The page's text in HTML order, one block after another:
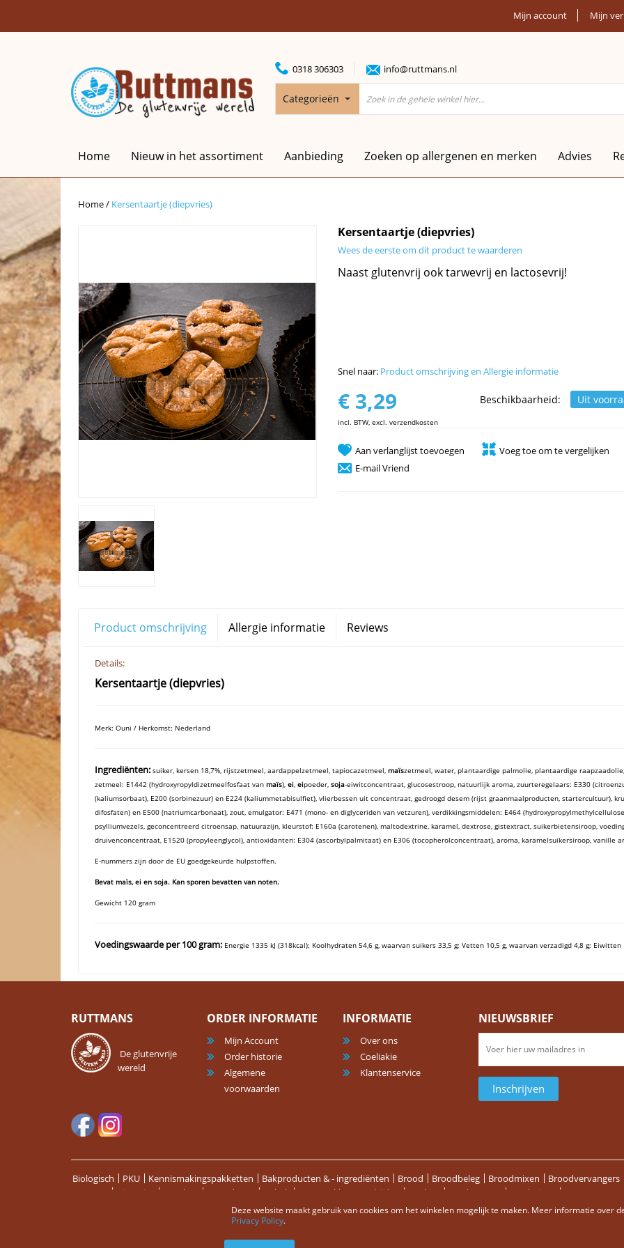
Mijn account Mijn
0318 306303 info@ruttmans.nl
Categorieën
Home Nieuw in het assortiment Aanbieding Zoeken op allergenen en merken Advies
Home/ Kersentaartje (diepvries)
Kersentaartje (diepvries)
Wees de eerste om dit product te waarderen
Naast glutenvrij ook tarwevrij en lactosevrij!
Snel naar: Product omschrijving en Allergie informatie
Beschikbaarheid: Uit
€ 3,29
incl. BTW, excl. verzendkosten
Aan verlanglijst toevoegen
Voeg toe om te vergelijken
E-mail Vriend
Product omschrijving Allergie informatie Reviews
Details:
Kersentaartje (diepvries)
Merk: Ouni / Herkomst: Nederland
Ingrediënten: suiker, kersen 18,7%, rijstzetmeel, aardappelzetmeel, tapiocazetmeel, maïszetmeel, water, plantaardige palmolie, plantaardige
zetmeel: E1442 (hydroxyropyldizetmeelfosfaat van maïs), ei eipoeder, soja-eiwitconcentraat, glucosestroop, natuurlijk aroma, zuurteregelaars: E330
(kaliumsorbaat), E200 (sorbinezuur) en E224 (kaliummetabisulfiet), vlierbessen uit concentraat, gedroogd desem (rijst graanmaalproducten, startercultuur),
difosfaten) en E500 (natriumcarbonaat), zout, emulgator: E471 (mono- en diglyceriden van vetzuren), verdikkingsmiddelen: E464
psylliumvezels, geconcentreerd citroensap, natuurazijn, kleurstof: E160a (carotenen), maltodextrine, karamel, dextrose, gistextract, suikerbietensiroop,
druivenconcentraat, E1520 (propyleenglycol), antioxidanten: E304 (ascorbylpalmitaat) en E306 (tocopherolconcentraat), aroma, karamelsuikersiroop, vanille
E-nummers zijn door de EU goedgekeurde hulpstoffen.
Bevat maïs, ei en soja. Kan sporen bevatten van noten.
Gewicht 120 gram
Voedingswaarde per 100 gram: Energie 1335 kJ (318kcal); Koolhydraten 54,6 g, waarvan suikers 33,5 g; Vetten 10,5 g, waarvan verzadigd 4,8 g; Eiwitten
RUTTMANS
De glutenvrije
wereld
ORDER INFORMATIE
Mijn Account
Order historie
Algemene
voorwaarden
INFORMATIE
Over ons
Coeliakie
Klantenservice
NIEUWSBRIEF
Inschrijven
Biologisch PKU Kennismakingspakketten Bakproducten & - ingrediënten Brood Broodbeleg Broodmixen
Broodvervangers
Diepvries Dranken Feestdagen Gebak Kant-en-klaar maaltijden Koekjes Meelsoorten Meelmixen
Vleesvervangers Wraps & Taco's Zoetigheden & Snoep Zoutjes & Chips Bakbenodigdheden & Non
Bestellingen en Retourneren
Deze website maakt gebruik van cookies om het winkelen mogelijk te maken. Meer informatie over
Privacy Policy.